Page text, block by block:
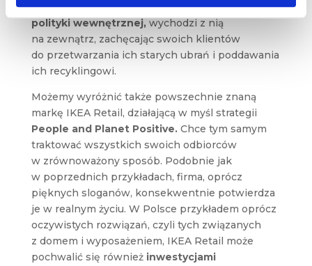
firma –Patagonia, która opróczekologicznej
polityki wewnętrznej,wychodzi z nią
na zewnątrz, zachęcając swoich klientów
do przetwarzania ich starych ubrań i poddawania
ich recyklingowi.
Możemy wyróżnić także powszechnie znaną
markę IKEA Retail, działającą w myśl strategii
People and Planet Positive. Chce tym samym
traktować wszystkich swoich odbiorców
w zrównoważony sposób. Podobnie jak
w poprzednich przykładach, firma, oprócz
pięknych sloganów, konsekwentnie potwierdza
je w realnym życiu. W Polsce przykładem oprócz
oczywistych rozwiązań, czyli tych związanych
z domem i wyposażeniem, IKEA Retail może
pochwalić się również inwestycjami